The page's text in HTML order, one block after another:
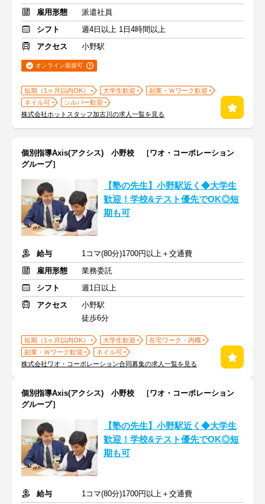
雇用形態
派遣社員
シフト
週4日以上 1日4時間以上
アクセス
小野駅
オンライン面接可
短期（1ヶ月以内OK） 大学生歓迎
副業・Ｗワーク歓迎
ネイル可
シルバー歓迎
株式会社ホットスタッフ加古川の求人一覧を見る
個別指導Axis(アクシス) 小野校 ［ワオ・コーポレーション
グループ］
【塾の先生】小野駅近く◆大学生
歓迎！学校&テスト優先でOK◎短
期も可
給与
1コマ(80分)1700円以上＋交通費
雇用形態
業務委託
シフト
週1日以上
アクセス
小野駅
徒歩6分
短期（1ヶ月以内OK） 大学生歓迎
在宅ワーク・内職
副業・Ｗワーク歓迎
ネイル可
株式会社ワオ・コーポレーション合同募集の求人一覧を見る
個別指導Axis(アクシス) 小野校 ［ワオ・コーポレーション
グループ］
【塾の先生】小野駅近く◆大学生
歓迎！学校&テスト優先でOK◎短
期も可
給与
1コマ(80分)1700円以上＋交通費